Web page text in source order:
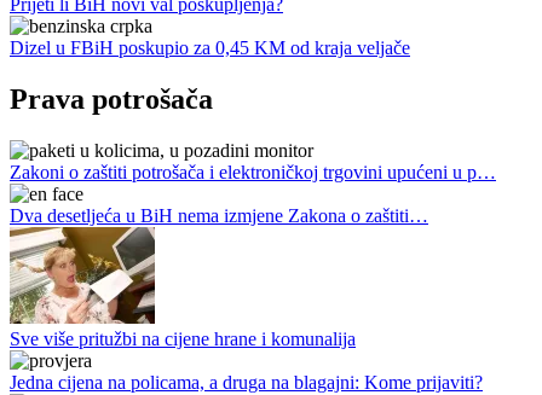
Prijeti li BiH novi val poskupljenja?
Dizel u FBiH poskupio za 0,45 KM od kraja veljače
Prava potrošača
Zakoni o zaštiti potrošača i elektroničkoj trgovini upućeni u p…
Dva desetljeća u BiH nema izmjene Zakona o zaštiti…
Sve više pritužbi na cijene hrane i komunalija
Jedna cijena na policama, a druga na blagajni: Kome prijaviti?